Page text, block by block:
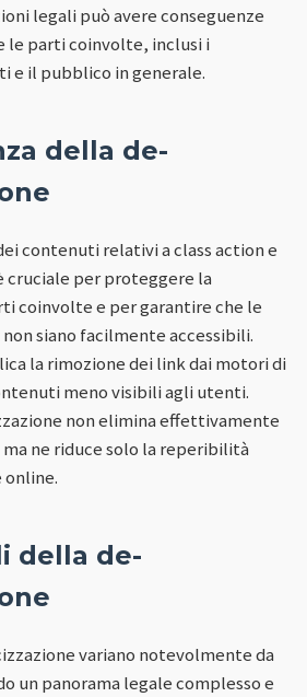
legali può avere conseguenze
parti coinvolte, inclusi i
e il pubblico in generale.
della de-
contenuti relativi a class action e
per proteggere la
coinvolte e per garantire che le
siano facilmente accessibili.
la rimozione dei link dai motori di
meno visibili agli utenti.
non elimina effettivamente
ne riduce solo la reperibilità
della de-
variano notevolmente da
un panorama legale complesso e